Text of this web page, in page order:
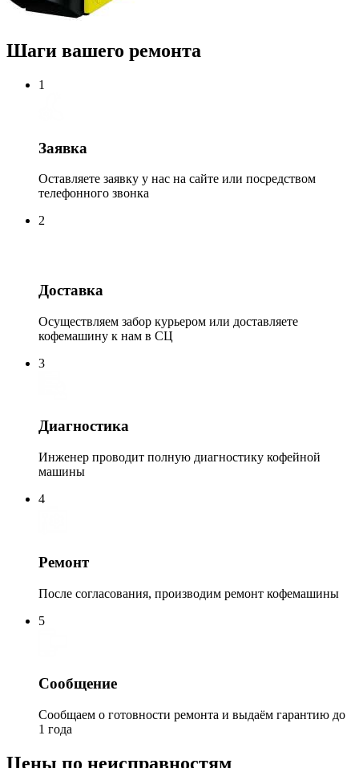
Шаги вашего ремонта
1
Заявка
Оставляете заявку у нас на сайте или посредством
телефонного звонка
2
Доставка
Осуществляем забор курьером или доставляете
кофемашину к нам в СЦ
3
Диагностика
Инженер проводит полную диагностику кофейной
машины
4
Ремонт
После согласования, производим ремонт кофемашины
5
Сообщение
Сообщаем о готовности ремонта и выдаём гарантию до
1 года
Цены по неисправностям